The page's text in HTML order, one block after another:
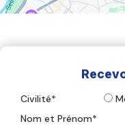
Civilité*
Nom et Prénom*